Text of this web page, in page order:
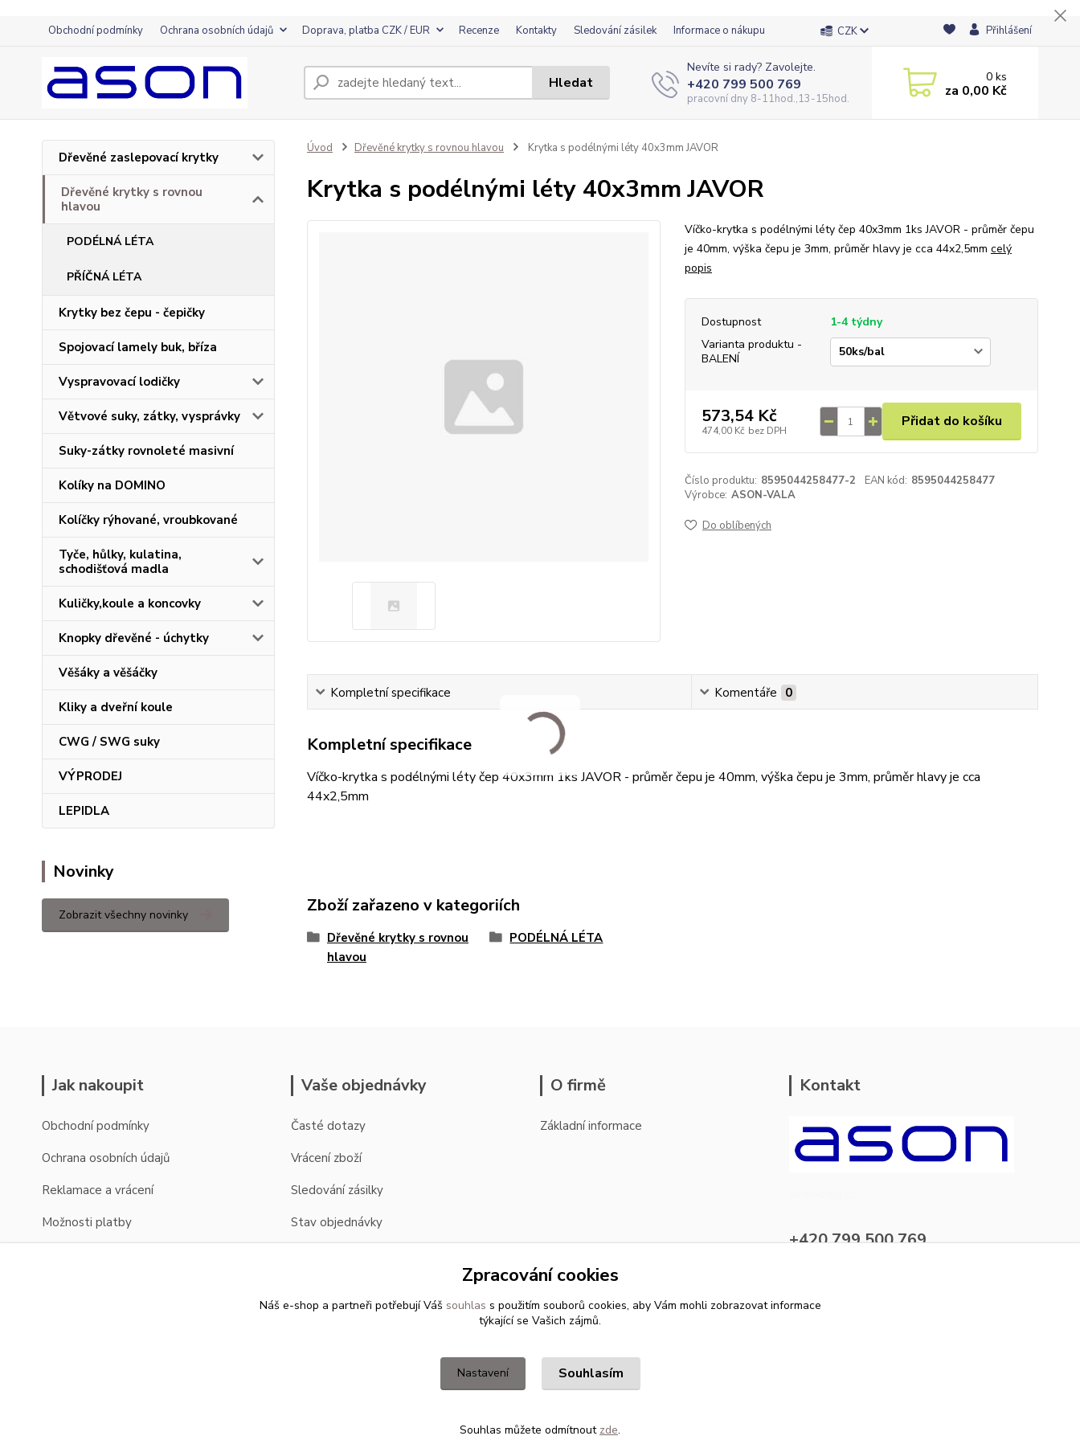
Obchodní podmínky Ochrana osobních údajů Doprava, platba CZK / EUR Recenze Kontakty Sledování zásilek Informace o nákupu CZK Přihlášení
Hledat
Nevíte si rady? Zavolejte.
+420 799 500 769
pracovní dny 8-11hod.,13-15hod.
0ks
za 0,00 Kč
Dřevěné zaslepovací krytky
Dřevěné krytky s rovnou
hlavou
PODÉLNÁ LÉTA
PŘÍČNÁ LÉTA
Krytky bez čepu - čepičky
Spojovací lamely buk, bříza
Vyspravovací lodičky
Větvové suky, zátky, vysprávky
Suky-zátky rovnoleté masivní
Kolíky na DOMINO
Kolíčky rýhované, vroubkované
Tyče, hůlky, kulatina,
schodišťová madla
Kuličky,koule a koncovky
Knopky dřevěné - úchytky
Věšáky a věšáčky
Kliky a dveřní koule
CWG / SWG suky
VÝPRODEJ
LEPIDLA
Novinky
Zobrazit všechny novinky
Úvod Dřevěné krytky s rovnou hlavou Krytka s podélnými léty 40x3mm JAVOR
Krytka s podélnými léty 40x3mm JAVOR
Víčko-krytka s podélnými léty čep 40x3mm 1ks JAVOR - průměr čepu
je 40mm, výška čepu je 3mm, průměr hlavy je cca 44x2,5mm celý
popis
Dostupnost
1-4 týdny
Varianta produktu -
BALENÍ
573,54 Kč
474,00 Kč bez DPH
Přidat do košíku
Číslo produktu: 8595044258477-2 EAN kód: 8595044258477
Výrobce: ASON-VALA
Do oblíbených
Kompletní specifikace Komentáře 0
Kompletní specifikace
Víčko-krytka s podélnými léty čep 40x3mm 1ks JAVOR - průměr čepu je 40mm, výška čepu je 3mm, průměr hlavy je cca
44x2,5mm
Zboží zařazeno v kategoriích
Dřevěné krytky s rovnou
hlavou
PODÉLNÁ LÉTA
Jak nakoupit
Obchodní podmínky
Ochrana osobních údajů
Reklamace a vrácení
Možnosti platby
Vaše objednávky
Časté dotazy
Vrácení zboží
Sledování zásilky
Stav objednávky
O firmě
Základní informace
Kontakt
+420 799 500 769
Zpracování cookies
Náš e-shop a partneři potřebují Váš souhlas s použitím souborů cookies, aby Vám mohli zobrazovat informace
týkající se Vašich zájmů.
Nastavení Souhlasím
Souhlas můžete odmítnout zde.